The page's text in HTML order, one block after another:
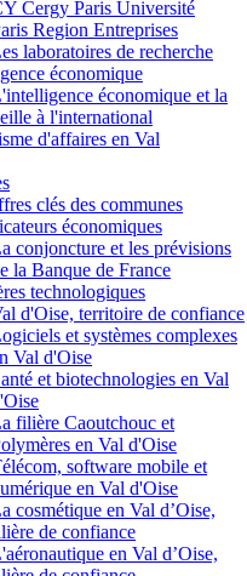
Cergy Paris Université
Region Entreprises
laboratoires de recherche
économique
économique et la
à l'international
d'affaires en Val
clés des communes
économiques
conjoncture et les prévisions
la Banque de France
technologiques
d'Oise, territoire de confiance
et systèmes complexes
Val d'Oise
et biotechnologies en Val
filière Caoutchouc et
en Val d'Oise
software mobile et
en Val d'Oise
cosmétique en Val d’Oise,
de confiance
en Val d’Oise,